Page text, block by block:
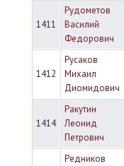
1411
Рудометов
Василий
Федорович
1412
Русаков
Михаил
Диомидович
1414
Ракутин
Леонид
Петрович
Редников